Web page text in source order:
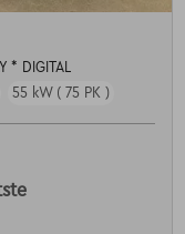
* DIGITAL
55 kW ( 75 PK )